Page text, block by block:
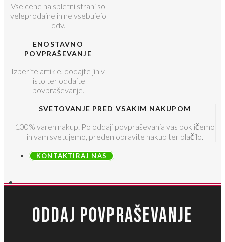
Vse cene na spletni strani so
veleprodajne in ne vsebujejo
ddv.
ENOSTAVNO
POVPRAŠEVANJE
Izberite artikle, dodajte jih v
listo ter oddajte
povpraševanje.
SVETOVANJE PRED VSAKIM NAKUPOM
100% varen nakup. Po oddaji povpraševanja vas pokličemo
in vam svetujemo, preden opravite nakup ter plačilo.
KONTAKTIRAJ NAS
ODDAJ POVPRAŠEVANJE